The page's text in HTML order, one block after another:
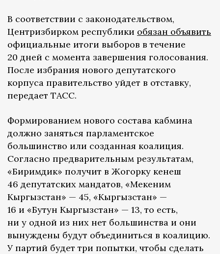
В соответствии с законодательством,
Центризбирком республики обязан объявить
официальные итоги выборов в течение
20 дней с момента завершения голосования.
После избрания нового депутатского
корпуса правительство уйдет в отставку,
передает ТАСС.
Формированием нового состава кабмина
должно заняться парламентское
большинство или созданная коалиция.
Согласно предварительным результатам,
«Биримдик» получит в Жогорку кенеш
46 депутатских мандатов, «Мекеним
Кыргызстан» — 45, «Кыргызстан» —
16 и «Бутун Кыргызстан» — 13, то есть,
ни у одной из них нет большинства и они
вынуждены будут объединиться в коалицию.
У партий будет три попытки, чтобы сделать